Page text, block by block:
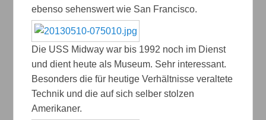
ebenso sehenswert wie San Francisco.
Die USS Midway war bis 1992 noch im Dienst
und dient heute als Museum. Sehr interessant.
Besonders die für heutige Verhältnisse veraltete
Technik und die auf sich selber stolzen
Amerikaner.